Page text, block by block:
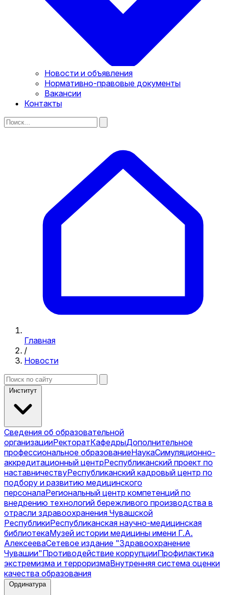
Новости и объявления
Нормативно-правовые документы
Вакансии
Контакты
Главная
/
Новости
Институт
Сведения об образовательной
организацииРекторатКафедрыДополнительное
профессиональное образованиеНаукаСимуляционно-
аккредитационный центрРеспубликанский проект по
наставничествуРеспубликанский кадровый центр по
подбору и развитию медицинского
персоналаРегиональный центр компетенций по
внедрению технологий бережливого производства в
отрасли здравоохранения Чувашской
РеспубликиРеспубликанская научно-медицинская
библиотекаМузей истории медицины имени Г.А.
АлексееваСетевое издание "Здравоохранение
Чувашии"Противодействие коррупцииПрофилактика
экстремизма и терроризмаВнутренняя система оценки
качества образования
Ординатура